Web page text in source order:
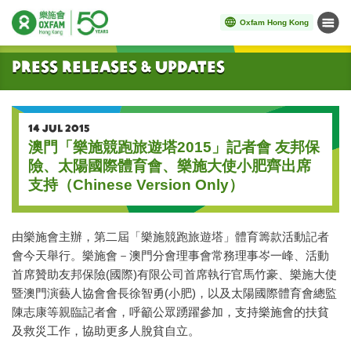
Oxfam Hong Kong Menu
Start main content
Press Releases & Updates
14 JUL 2015
澳門「樂施競跑旅遊塔2015」記者會 友邦保
險、太陽國際體育會、樂施大使小肥齊出席
支持（Chinese Version Only）
由樂施會主辦，第二屆「樂施競跑旅遊塔」體育籌款活動記者
會今天舉行。樂施會－澳門分會理事會常務理事岑一峰、活動
首席贊助友邦保險(國際)有限公司首席執行官馬竹豪、樂施大使
暨澳門演藝人協會會長徐智勇(小肥)，以及太陽國際體育會總監
陳志康等親臨記者會，呼籲公眾踴躍參加，支持樂施會的扶貧
及救災工作，協助更多人脫貧自立。